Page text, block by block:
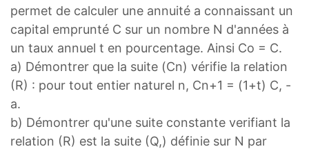
permet de calculer une annuité a connaissant un
capital emprunté C sur un nombre N d'années à
un taux annuel t en pourcentage. Ainsi Co = C.
a) Démontrer que la suite (Cn) vérifie la relation
(R) : pour tout entier naturel n, Cn+1 = (1+t) C, -
a.
b) Démontrer qu'une suite constante verifiant la
relation (R) est la suite (Q,) définie sur N par